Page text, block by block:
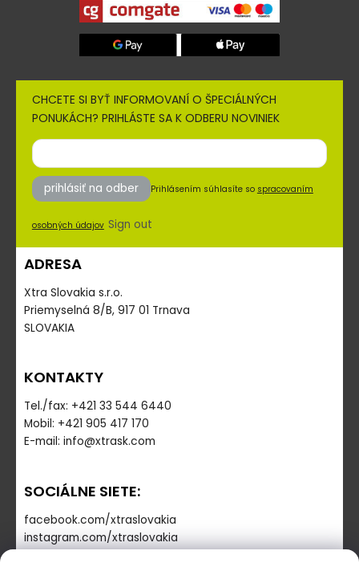
CHCETE SI BYŤ INFORMOVANÍ O ŠPECIÁLNÝCH
PONUKÁCH? PRIHLÁSTE SA K ODBERU NOVINIEK
prihlásiť na odber Prihlásením súhlasíte so spracovaním
osobných údajov Sign out
ADRESA
Xtra Slovakia s.r.o.
Priemyselná 8/B, 917 01 Trnava
SLOVAKIA
KONTAKTY
Tel./fax: +421 33 544 6440
Mobil: +421 905 417 170
E-mail: info@xtrask.com
SOCIÁLNE SIETE:
facebook.com/xtraslovakia
instagram.com/xtraslovakia